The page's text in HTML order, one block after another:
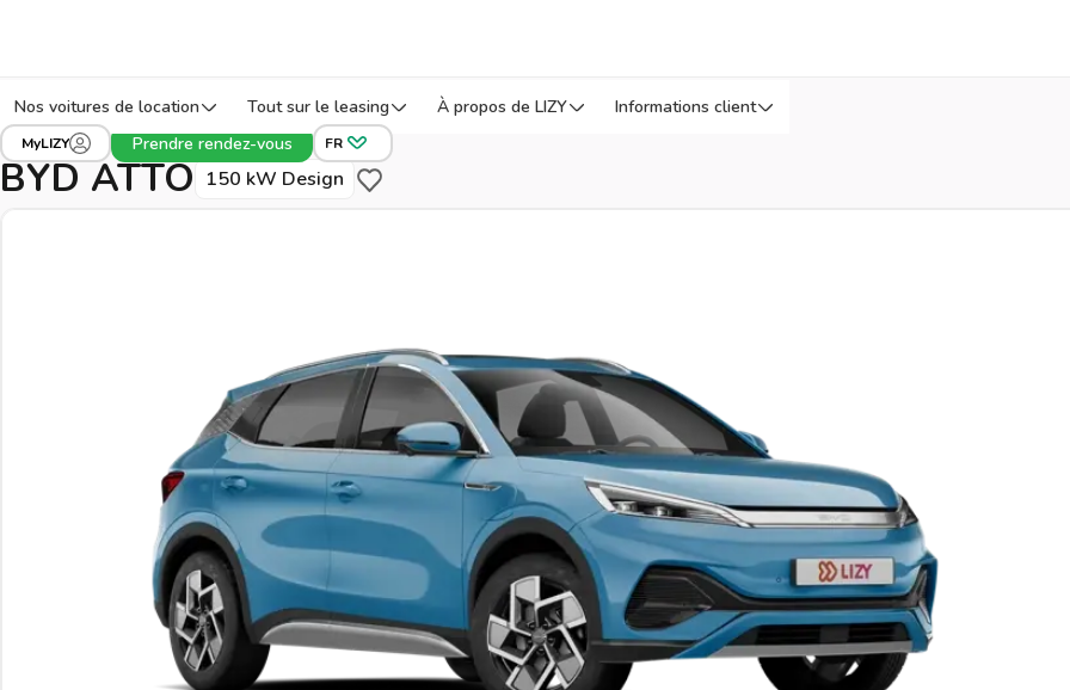
Nos voitures de location Tout sur le leasing À propos de LIZY Informations client
MyLIZY Prendre rendez-vous FR
Tous les véhicules ATTO Réf: MRXKQ
BYD ATTO 150 kW Design Sauvegarder pour plus tard